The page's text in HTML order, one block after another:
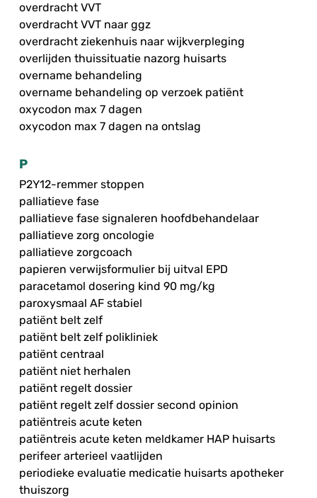
overdracht VVT
overdracht VVT naar ggz
overdracht ziekenhuis naar wijkverpleging
overlijden thuissituatie nazorg huisarts
overname behandeling
overname behandeling op verzoek patiënt
oxycodon max 7 dagen
oxycodon max 7 dagen na ontslag
P
P2Y12-remmer stoppen
palliatieve fase
palliatieve fase signaleren hoofdbehandelaar
palliatieve zorg oncologie
palliatieve zorgcoach
papieren verwijsformulier bij uitval EPD
paracetamol dosering kind 90 mg/kg
paroxysmaal AF stabiel
patiënt belt zelf
patiënt belt zelf polikliniek
patiënt centraal
patiënt niet herhalen
patiënt regelt dossier
patiënt regelt zelf dossier second opinion
patiëntreis acute keten
patiëntreis acute keten meldkamer HAP huisarts
perifeer arterieel vaatlijden
periodieke evaluatie medicatie huisarts apotheker
thuiszorg